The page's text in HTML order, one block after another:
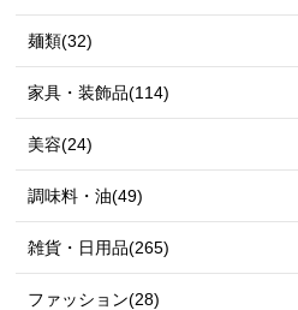
麺類(32)
家具・装飾品(114)
美容(24)
調味料・油(49)
雑貨・日用品(265)
ファッション(28)